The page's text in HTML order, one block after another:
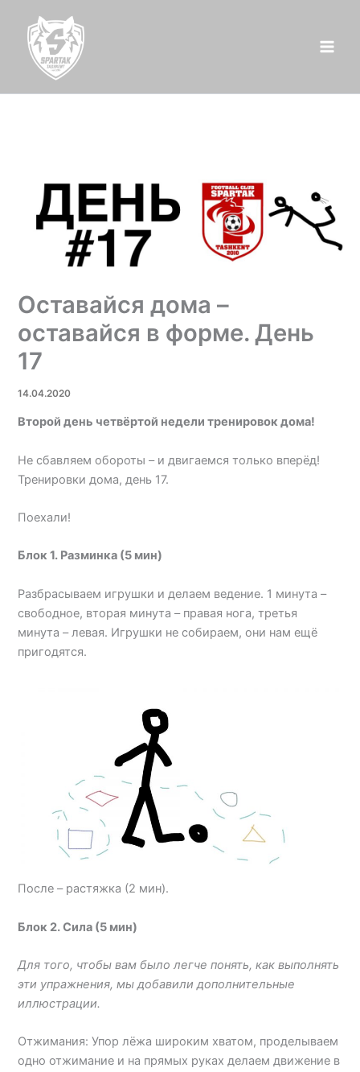
содержимому
Оставайся дома –
оставайся в форме. День
17
14.04.2020
Второй день четвёртой недели тренировок дома!
Не сбавляем обороты – и двигаемся только вперёд!
Тренировки дома, день 17.
Поехали!
Блок 1. Разминка (5 мин)
Разбрасываем игрушки и делаем ведение. 1 минута –
свободное, вторая минута – правая нога, третья
минута – левая. Игрушки не собираем, они нам ещё
пригодятся.
После – растяжка (2 мин).
Блок 2. Сила (5 мин)
Для того, чтобы вам было легче понять, как выполнять
эти упражнения, мы добавили дополнительные
иллюстрации.
Отжимания: Упор лёжа широким хватом, проделываем
одно отжимание и на прямых руках делаем движение в